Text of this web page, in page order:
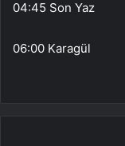
04:45 Son Yaz
06:00 Karagül